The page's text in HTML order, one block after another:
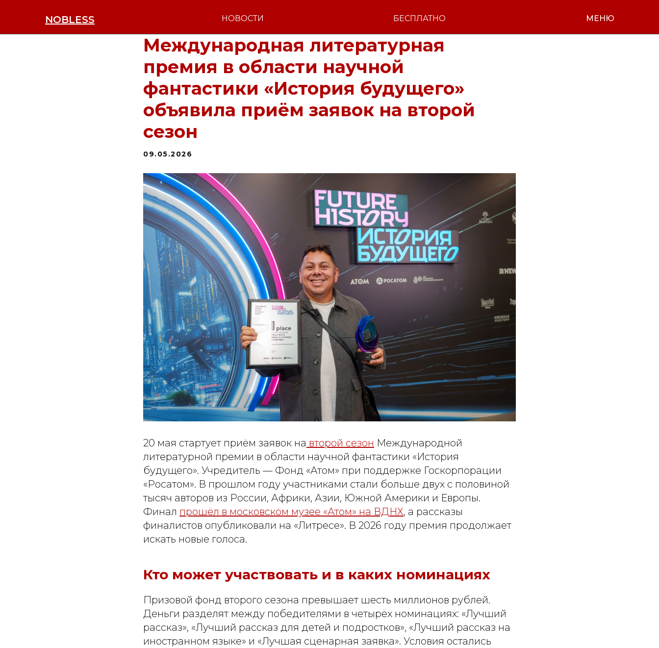
NOBLESS МЕНЮ
НОВОСТИ БЕСПЛАТНО
Международная литературная
премия в области научной
фантастики «История будущего»
объявила приём заявок на второй
сезон
09.05.2026
20 мая стартует приём заявок на второй сезон Международной
литературной премии в области научной фантастики «История
будущего». Учредитель — Фонд «Атом» при поддержке Госкорпорации
«Росатом». В прошлом году участниками стали больше двух с половиной
тысяч авторов из России, Африки, Азии, Южной Америки и Европы.
Финал прошёл в московском музее «Атом» на ВДНХ, а рассказы
финалистов опубликовали на «Литресе». В 2026 году премия продолжает
искать новые голоса.
Кто может участвовать и в каких номинациях
Призовой фонд второго сезона превышает шесть миллионов рублей.
Деньги разделят между победителями в четырёх номинациях: «Лучший
рассказ», «Лучший рассказ для детей и подростков», «Лучший рассказ на
иностранном языке» и «Лучшая сценарная заявка». Условия остались